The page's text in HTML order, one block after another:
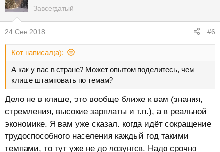
Завсегдатый
24 Сен 2018 #6
Кот написал(а):
А как у вас в стране? Может опытом поделитесь, чем
клише штамповать по темам?
Дело не в клише, это вообще ближе к вам (знания,
стремления, высокие зарплаты и т.п.), а в реальной
экономике. Я вам уже сказал, когда идёт сокращение
трудоспособного населения каждый год такими
темпами, то тут уже не до лозунгов. Надо срочно